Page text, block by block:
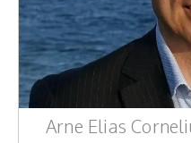
Kända personer
Företagsledare
Arne Elias